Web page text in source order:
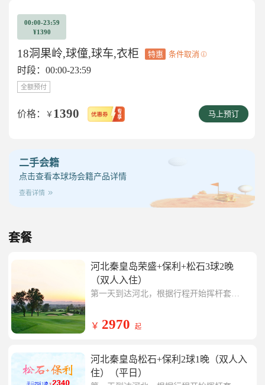
00:00-23:59
¥1390
18洞果岭,球僮,球车,衣柜 特惠 条件取消
时段：00:00-23:59
全额预付
价格： ￥ 1390 马上预订
二手会籍
点击查看本球场会籍产品详情
查看详情
套餐
河北秦皇岛荣盛+保利+松石3球2晚
（双人入住）
第一天到达河北，根据行程开始挥杆套餐
结束返回温暖的家。
￥ 2970 起
河北秦皇岛松石+保利2球1晚（双人入
住）（平日）